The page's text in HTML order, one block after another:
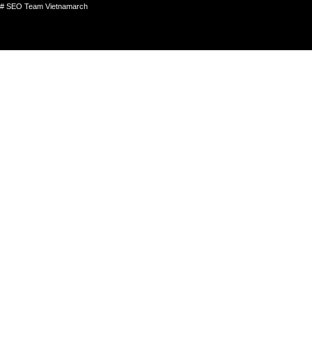
# SEO Team Vietnamarch